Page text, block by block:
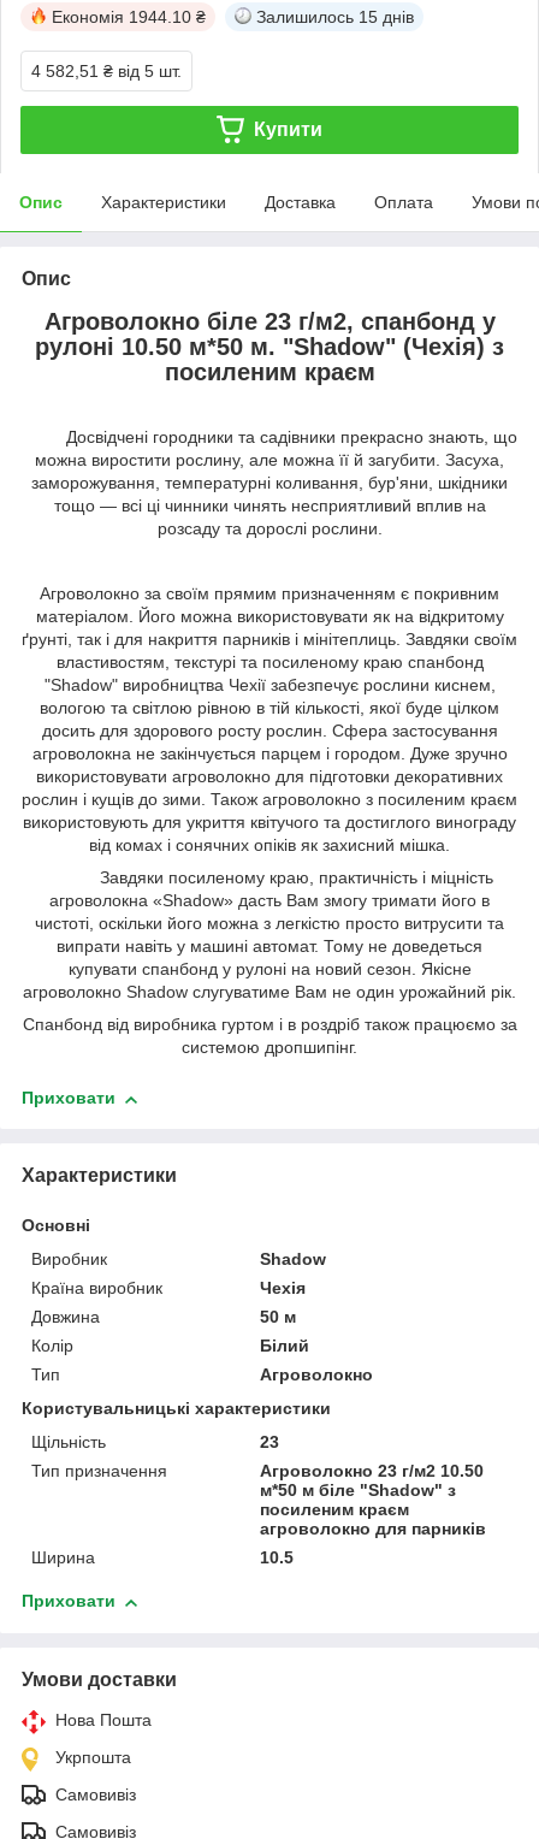
Економія 1944.10 ₴ Залишилось 15 днів
4 582,51 ₴ від 5 шт.
Купити
Опис Характеристики Доставка Оплата Умови
Опис
Агроволокно біле 23 г/м2, спанбонд у
рулоні 10.50 м*50 м. "Shadow" (Чехія) з
посиленим краєм
Досвідчені городники та садівники прекрасно знають, що
можна виростити рослину, але можна її й загубити. Засуха,
заморожування, температурні коливання, бур'яни, шкідники
тощо — всі ці чинники чинять несприятливий вплив на
розсаду та дорослі рослини.
Агроволокно за своїм прямим призначенням є покривним
матеріалом. Його можна використовувати як на відкритому
ґрунті, так і для накриття парників і мінітеплиць. Завдяки своїм
властивостям, текстурі та посиленому краю спанбонд
"Shadow" виробництва Чехії забезпечує рослини киснем,
вологою та світлою рівною в тій кількості, якої буде цілком
досить для здорового росту рослин. Сфера застосування
агроволокна не закінчується парцем і городом. Дуже зручно
використовувати агроволокно для підготовки декоративних
рослин і кущів до зими. Також агроволокно з посиленим краєм
використовують для укриття квітучого та достиглого винограду
від комах і сонячних опіків як захисний мішка.
Завдяки посиленому краю, практичність і міцність
агроволокна «Shadow» дасть Вам змогу тримати його в
чистоті, оскільки його можна з легкістю просто витрусити та
випрати навіть у машині автомат. Тому не доведеться
купувати спанбонд у рулоні на новий сезон. Якісне
агроволокно Shadow слугуватиме Вам не один урожайний рік.
Спанбонд від виробника гуртом і в роздріб також працюємо за
системою дропшипінг.
Приховати
Характеристики
Основні
Виробник
Shadow
Країна виробник
Чехія
Довжина
50 м
Колір
Білий
Тип
Агроволокно
Користувальницькі характеристики
Щільність
23
Тип призначення
Агроволокно 23 г/м2 10.50
м*50 м біле "Shadow" з
посиленим краєм
агроволокно для парників
Ширина
10.5
Приховати
Умови доставки
Нова Пошта
Укрпошта
Самовивіз
Самовивіз